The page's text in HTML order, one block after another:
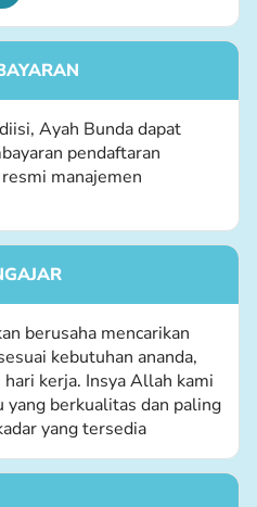
Ayah Bunda dapat
pendaftaran
manajemen
berusaha mencarikan
kebutuhan ananda,
kerja. Insya Allah kami
yang berkualitas dan paling
yang tersedia